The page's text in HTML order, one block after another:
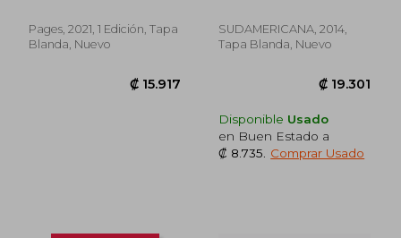
Pages, 2021, 1 Edición, Tapa
Blanda, Nuevo
SUDAMERICANA, 2014,
Tapa Blanda, Nuevo
Disponible Usado
en Buen Estado a
₡ 8.735
Comprar Usado